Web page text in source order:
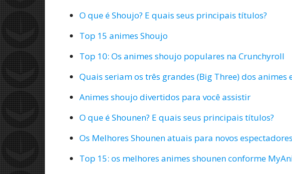
O que é Shoujo? E quais seus principais títulos?
Top 15 animes Shoujo
Top 10: Os animes shoujo populares na Crunchyroll
Quais seriam os três grandes (Big Three) dos animes
Animes shoujo divertidos para você assistir
O que é Shounen? E quais seus principais títulos?
Os Melhores Shounen atuais para novos espectadores
Top 15: os melhores animes shounen conforme